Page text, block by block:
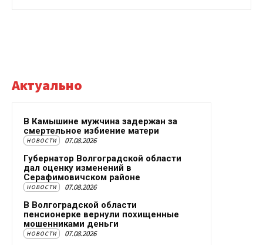
Актуально
В Камышине мужчина задержан за
смертельное избиение матери
НОВОСТИ 07.08.2026
Губернатор Волгоградской области
дал оценку изменений в
Серафимовичском районе
НОВОСТИ 07.08.2026
В Волгоградской области
пенсионерке вернули похищенные
мошенниками деньги
НОВОСТИ 07.08.2026